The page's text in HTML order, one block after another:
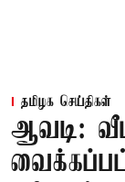
தமிழக செய்திகள்
ஆவடி: